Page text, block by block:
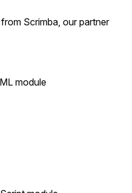
Scrimba, our partner
module